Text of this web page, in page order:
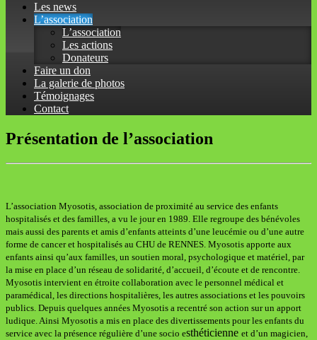
Les news
L’association
L’association
Les actions
Donateurs
Faire un don
La galerie de photos
Témoignages
Contact
Présentation de l’association
L’association Myosotis, association de proximité au service des enfants
hospitalisés et des familles, a vu le jour en 1989. Elle regroupe des bénévoles
mais aussi des parents et amis d’enfants atteints d’une leucémie ou d’une autre
forme de cancer et hospitalisés au CHU de RENNES. Myosotis apporte aux
enfants ainsi qu’aux familles, un soutien moral, psychologique et matériel, par
la mise en place d’un réseau de solidarité, d’accueil, d’écoute et de rencontre.
Myosotis intervient en étroite collaboration avec le personnel médical et
paramédical, les directions hospitalières, les autres associations et les pouvoirs
publics. Depuis quelques années Myosotis a recentré son action sur un apport
ludique. Ainsi Myosotis a mis en place des divertissements pour les enfants du
service avec la présence régulière d’une socio esthéticienne et d’un magicien,